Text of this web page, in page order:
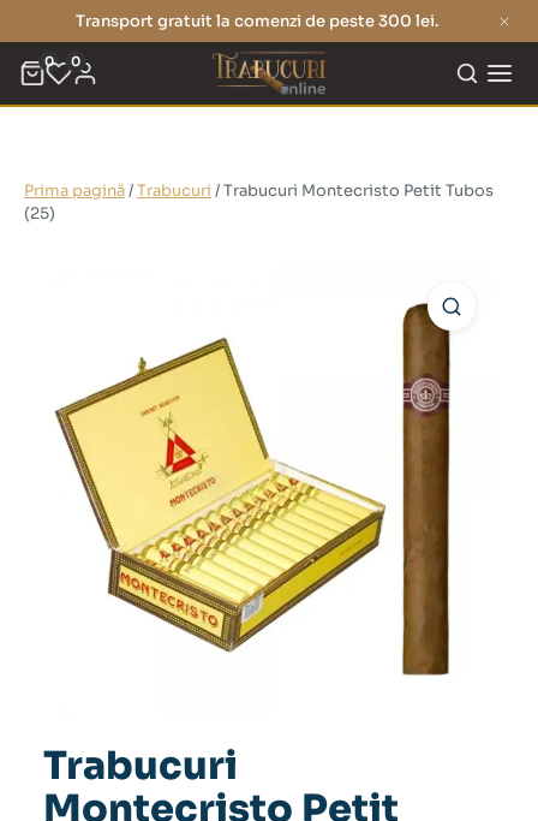
Transport gratuit la comenzi de peste 300 lei.
0 0
Prima pagină/Trabucuri / Trabucuri Montecristo Petit Tubos
(25)
Trabucuri
Montecristo Petit